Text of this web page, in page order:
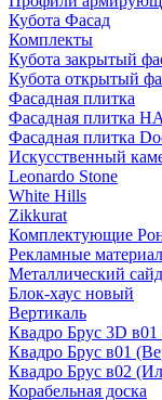
Кубота Фасад
Комплекты
Кубота закрытый
Кубота открытый
Фасадная плитка
Фасадная плитка
Фасадная плитка
Искусственный
Leonardo Stone
White Hills
Zikkurat
Комплектующие
Рекламные
Металлический
Блок-хаус новый
Вертикаль
Квадро Брус 3D в01
Квадро Брус в01
Квадро Брус в02
Корабельная доска